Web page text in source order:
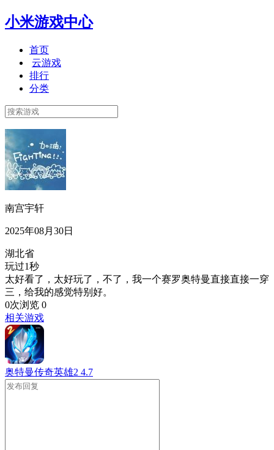
小米游戏中心
首页
云游戏
排行
分类
南宫宇轩
2025年08月30日
湖北省
玩过1秒
太好看了，太好玩了，不了，我一个赛罗奥特曼直接直接一穿
三，给我的感觉特别好。
0次浏览 0
相关游戏
奥特曼传奇英雄2 4.7